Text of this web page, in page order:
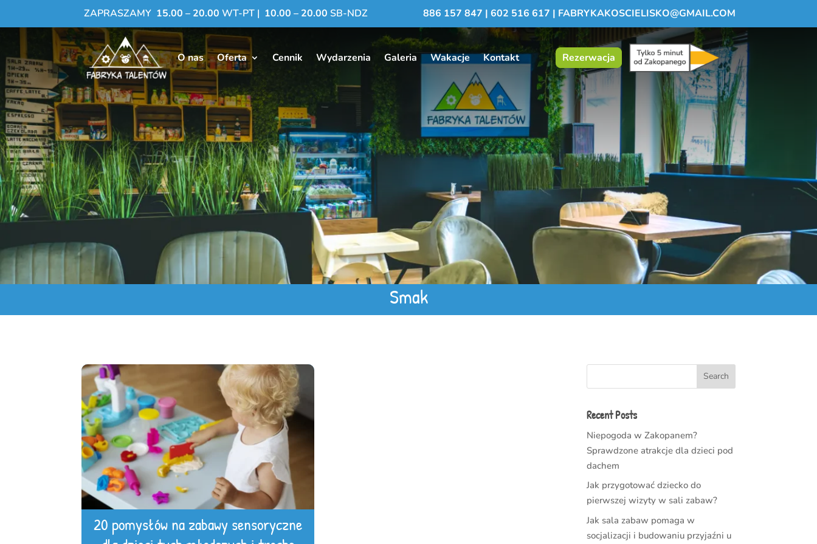
ZAPRASZAMY 15.00 – 20.00 WT-PT | 10.00 – 20.00 SB-NDZ 886 157 847 | 602 516 617 | FABRYKAKOSCIELISKO@GMAIL.COM
O nas Oferta Cennik Wydarzenia Galeria Wakacje Kontakt Rezerwacja
Smak
20 pomysłów na zabawy sensoryczne
Search
Recent Posts
Niepogoda w Zakopanem?
Sprawdzone atrakcje dla dzieci pod
dachem
Jak przygotować dziecko do
pierwszej wizyty w sali zabaw?
Jak sala zabaw pomaga w
socjalizacji i budowaniu przyjaźni u